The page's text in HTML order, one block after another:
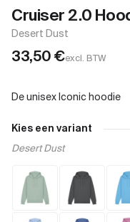
Cruiser 2.0
Desert Dust
33,50€excl. BTW
Kies een variant
Desert Dust